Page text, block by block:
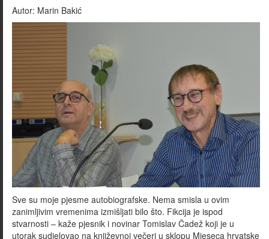
Autor: Marin Bakić
Sve su moje pjesme autobiografske. Nema smisla u ovim
zanimljivim vremenima izmišljati bilo što. Fikcija je ispod
stvarnosti – kaže pjesnik i novinar Tomislav Čadež koji je u
utorak sudjelovao na književnoj večeri u sklopu Mjeseca hrvatske